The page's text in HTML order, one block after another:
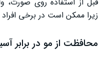
زیرا ممکن است در برخی
محافظت از مو در برابر